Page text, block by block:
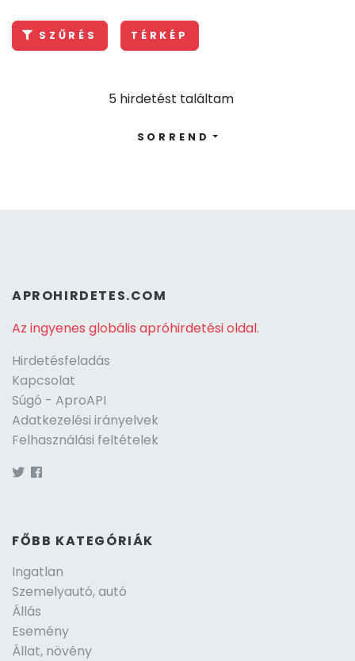
SZŰRÉS TÉRKÉP
5 hirdetést találtam
SORREND
APROHIRDETES.COM
Az ingyenes globális apróhirdetési oldal.
Hirdetésfeladás
Kapcsolat
Súgó - AproAPI
Adatkezelési irányelvek
Felhasználási feltételek
FŐBB KATEGÓRIÁK
Ingatlan
Szemelyautó, autó
Állás
Esemény
Állat, növény